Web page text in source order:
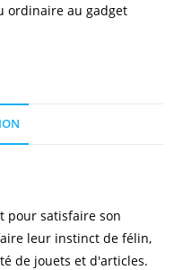
ordinaire au gadget
pour satisfaire son
leur instinct de félin,
de jouets et d'articles.